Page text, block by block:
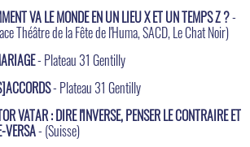
VA LE MONDE EN UN LIEU X ET UN TEMPS Z ?-
Théâtre de la Fête de l'Huma, SACD, Le Chat Noir)
- Plateau 31 Gentilly
- Plateau 31 Gentilly
VATAR : DIRE l'INVERSE, PENSER LE CONTRAIRE ET
VERSA- (Suisse)